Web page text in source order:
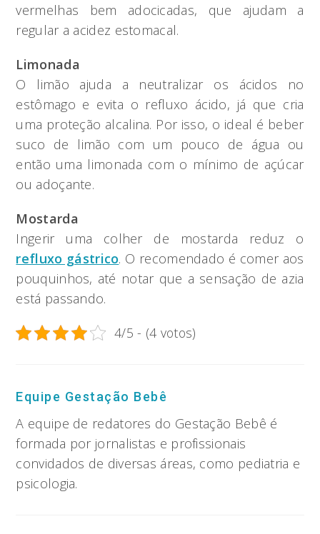
vermelhas bem adocicadas, que ajudam a
regular a acidez estomacal.
Limonada
O limão ajuda a neutralizar os ácidos no
estômago e evita o refluxo ácido, já que cria
uma proteção alcalina. Por isso, o ideal é beber
suco de limão com um pouco de água ou
então uma limonada com o mínimo de açúcar
ou adoçante.
Mostarda
Ingerir uma colher de mostarda reduz o
refluxo gástrico. O recomendado é comer aos
pouquinhos, até notar que a sensação de azia
está passando.
4/5 - (4 votos)
Equipe Gestação Bebê
A equipe de redatores do Gestação Bebê é
formada por jornalistas e profissionais
convidados de diversas áreas, como pediatria e
psicologia.